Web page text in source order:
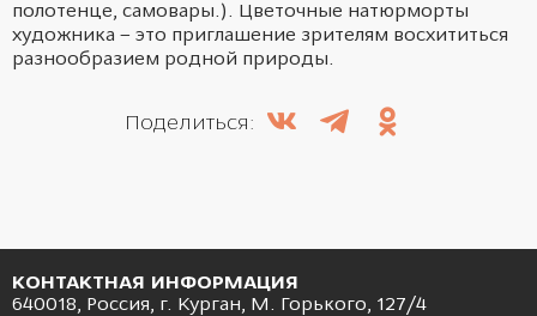
полотенце, самовары.). Цветочные натюрморты
художника – это приглашение зрителям восхититься
разнообразием родной природы.
Поделиться:
КОНТАКТНАЯ ИНФОРМАЦИЯ
640018, Россия, г. Курган, М. Горького, 127/4